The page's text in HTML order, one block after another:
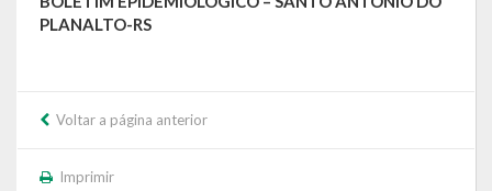
PLANALTO-RS
Voltar a página anterior
Imprimir